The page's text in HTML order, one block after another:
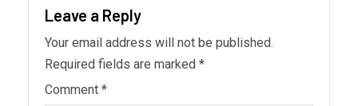
Leave a Reply
Your email address will not be published.
Required fields are marked *
Comment *